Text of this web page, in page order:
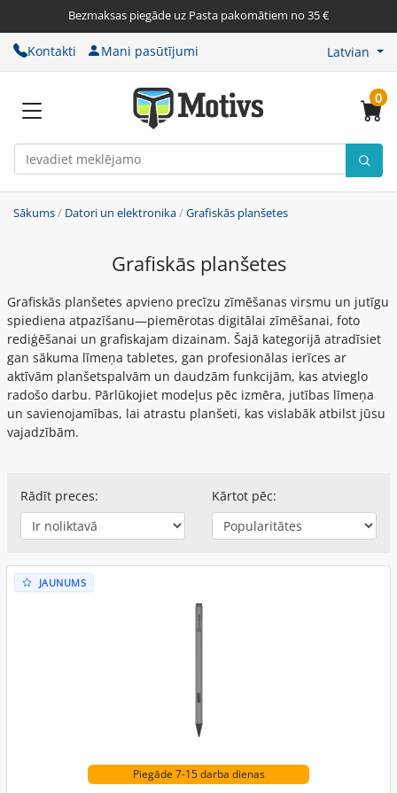
Bezmaksas piegāde uz Pasta pakomātiem no 35 €
Kontakti Mani pasūtījumi Latvian
0
Sākums/ Datori un elektronika/Grafiskās planšetes
Grafiskās planšetes
Grafiskās planšetes apvieno precīzu zīmēšanas virsmu un jutīgu
spiediena atpazīšanu—piemērotas digitālai zīmēšanai, foto
rediģēšanai un grafiskajam dizainam. Šajā kategorijā atradīsiet
gan sākuma līmeņa tabletes, gan profesionālas ierīces ar
aktīvām planšetspalvām un daudzām funkcijām, kas atvieglo
radošo darbu. Pārlūkojiet modeļus pēc izmēra, jutības līmeņa
un savienojamības, lai atrastu planšeti, kas vislabāk atbilst jūsu
vajadzībām.
Rādīt preces: Kārtot pēc:
JAUNUMS
Piegāde 7-15 darba dienas